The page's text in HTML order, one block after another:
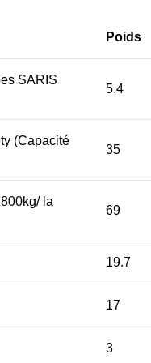
Poids
SARIS
5.4
(Capacité
35
la
69
19.7
17
3